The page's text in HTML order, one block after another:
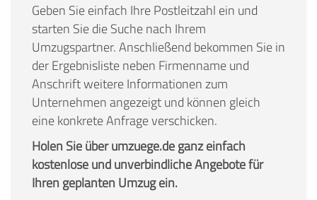
Geben Sie einfach Ihre Postleitzahl ein und
starten Sie die Suche nach Ihrem
Umzugspartner. Anschließend bekommen Sie in
der Ergebnisliste neben Firmenname und
Anschrift weitere Informationen zum
Unternehmen angezeigt und können gleich
eine konkrete Anfrage verschicken.
Holen Sie über umzuege.de ganz einfach
kostenlose und unverbindliche Angebote für
Ihren geplanten Umzug ein.